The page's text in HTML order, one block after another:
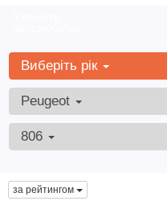
Виберіть рік
Peugeot
806
за рейтингом